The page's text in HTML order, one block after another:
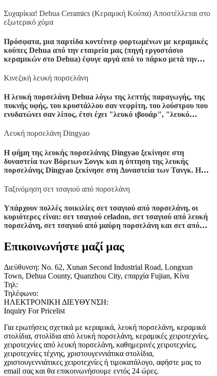
Συχαρίκια! Dehua Ceramics (Κεραμική Κούπα) Αποστέλλεται στο
εξωτερικό χύμα
Πρόσφατα, μια παρτίδα κοντέινερ φορτωμένων με κεραμικές
κούπες Dehua από την εταιρεία μας (πηγή εργοστάσιο
κεραμικών στο Dehua) έφυγε αργά από το πάρκο μετά την
Κινεζική λευκή πορσελάνη
Η λευκή πορσελάνη Dehua λόγω της λεπτής παραγωγής, της
πυκνής υφής, του κρυστάλλου σαν νεφρίτη, του λούστρου που
ενυδατώνει σαν λίπος, έτσι έχει "λευκό ιβουάρ", "λευκό
πορσελάνης της Κίνας έχει μοναδικό στυλ, στην ιστορία της
φήμη τέχνης.
Λευκή πορσελάνη Dingyao
Η φήμη της λευκής πορσελάνης Dingyao ξεκίνησε στη
δυναστεία των Βόρειων Σονγκ και η όπτηση της λευκής
πορσελάνης Dingyao ξεκίνησε στη Δυναστεία των Τανγκ. Η
Magnetic Village, Hebei. Η λευκή πορσελάνη Dingyao της
λευκή πορσελάνη Xingyao και τα σχήματα περιλαμβάνουν
μπολ, πιάτα, δίσκους, γλάστρες πλήρωσης, λεκάνες, σόμπες με
τρία πόδια και παιχνίδια. Σε σύγκριση με τα έργα της περιόδου
των Πέντε Δυναστειών, οι άκρες των αγγείων έχουν παχιά
χείλη, γεμάτους ώμους, επίπεδο πάτο και στρογγυλό συμπαγή
πάτο που μοιάζει με κέικ, ενώ μερικά έχουν πάτο από νεφρίτη.
των Τανγκ Dingyao είναι παρόμοια με τη λευκή πορσελάνη του
Xingyao εκείνη την εποχή, το τμήμα των οστών του εμβρύου
είναι πιο λεπτό, το χρώμα του εμβρύου είναι λευκό και υπάρχει
ένας άλλος τύπος εμβρυϊκού οστού είναι πιο παχύ, το τμήμα
είναι σχετικά παχύ, αλλά η πυροσυσσωμάτωση είναι
καλύτερη.
Ταξινόμηση σετ τσαγιού από πορσελάνη
Υπάρχουν πολλές ποικιλίες σετ τσαγιού από πορσελάνη, οι
κυριότερες είναι: σετ τσαγιού celadon, σετ τσαγιού από λευκή
πορσελάνη, σετ τσαγιού από μαύρη πορσελάνη και σετ από
ένδοξη σελίδα στην ιστορία της ανάπτυξης της κινεζικής
κουλτούρας τσαγιού.
Επικοινωνήστε μαζί μας
Διεύθυνση: No. 62, Xunan Second Industrial Road, Longxun
Town, Dehua County, Quanzhou City, επαρχία Fujian, Κίνα
Τηλ:
Τηλέφωνο:
ΗΛΕΚΤΡΟΝΙΚΗ ΔΙΕΥΘΥΝΣΗ:
Inquiry For Pricelist
Για ερωτήσεις σχετικά με κεραμικά, λευκή πορσελάνη, κεραμικά
στολίδια, στολίδια από λευκή πορσελάνη, κεραμικές χειροτεχνίες,
χειροτεχνίες από λευκή πορσελάνη, καθημερινές χειροτεχνίες,
χειροτεχνίες τέχνης, χριστουγεννιάτικα στολίδια,
χριστουγεννιάτικες χειροτεχνίες ή τιμοκατάλογο, αφήστε μας το
email σας και θα επικοινωνήσουμε εντός 24 ώρες.